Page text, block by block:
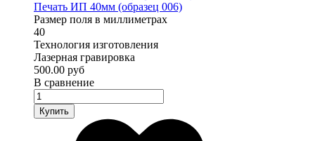
Печать ИП 40мм (образец 006)
Размер поля в миллиметрах
40
Технология изготовления
Лазерная гравировка
500.00 руб
В сравнение
Купить